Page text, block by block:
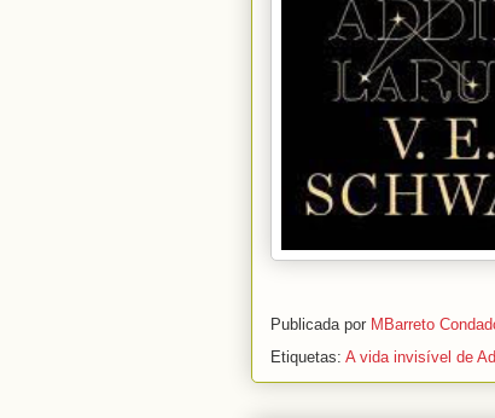
Publicada por MBarreto
Etiquetas: A vida invisível de